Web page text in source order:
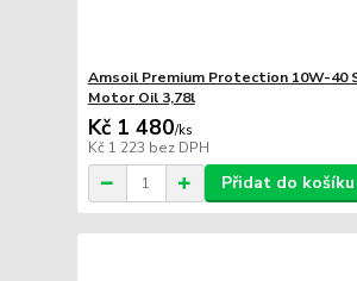
Amsoil Premium Protection 10W-40
Motor Oil 3,78l
Kč 1 480/ks
Kč 1 223 bez DPH
Přidat do košíku